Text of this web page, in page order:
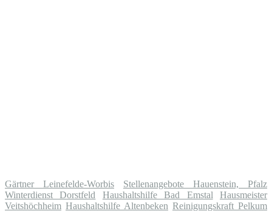
Gärtner Leinefelde-Worbis
Stellenangebote Hauenstein, Pfalz
Winterdienst Dorstfeld
Haushaltshilfe Bad Emstal
Hausmeister
Veitshöchheim Haushaltshilfe Altenbeken Reinigungskraft Pelkum